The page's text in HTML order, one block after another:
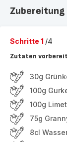
Zubereitung
Schritte 1 /4
Zutaten
30g
100g
100g
75g
8cl